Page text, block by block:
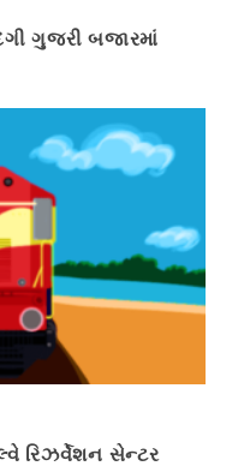
ગુજરી બજારમાં
રિઝર્વેશન સેન્ટર